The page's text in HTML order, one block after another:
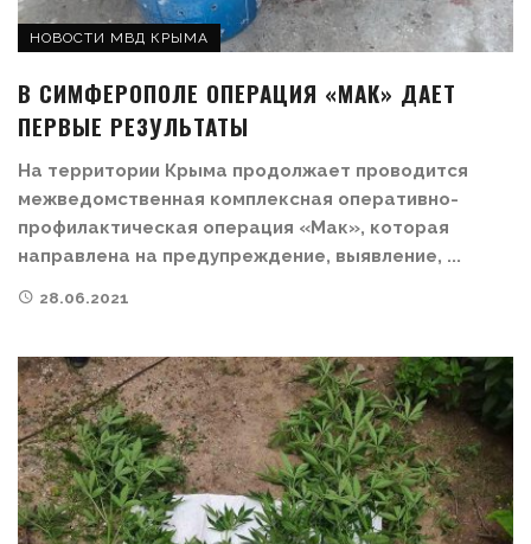
НОВОСТИ МВД КРЫМА
В СИМФЕРОПОЛЕ ОПЕРАЦИЯ «МАК» ДАЕТ
ПЕРВЫЕ РЕЗУЛЬТАТЫ
На территории Крыма продолжает проводится
межведомственная комплексная оперативно-
профилактическая операция «Мак», которая
направлена на предупреждение, выявление, ...
28.06.2021